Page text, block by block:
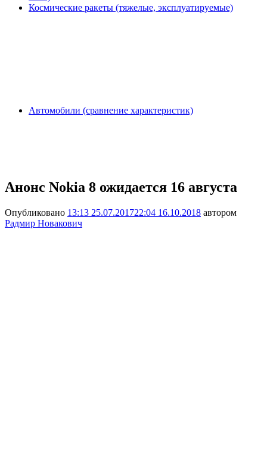
Космические ракеты (тяжелые, эксплуатируемые)
Автомобили (сравнение характеристик)
Анонс Nokia 8 ожидается 16 августа
Опубликовано 13:13 25.07.201722:04 16.10.2018 автором
Радмир Новакович